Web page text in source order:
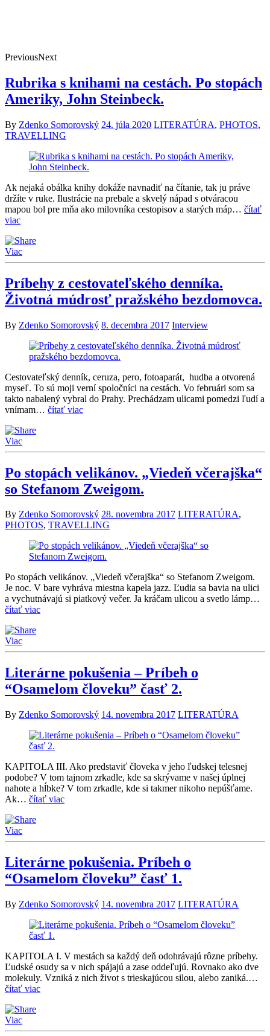
PreviousNext
Rubrika s knihami na cestách. Po stopách
Ameriky, John Steinbeck.
By Zdenko Somorovský 24. júla 2020 LITERATÚRA, PHOTOS,
TRAVELLING
Ak nejaká obálka knihy dokáže navnadiť na čítanie, tak ju práve
držíte v ruke. Ilustrácie na prebale a skvelý nápad s otváracou
mapou bol pre mňa ako milovníka cestopisov a starých máp… čítať
viac
Viac
Príbehy z cestovateľského denníka.
Životná múdrosť pražského bezdomovca.
By Zdenko Somorovský 8. decembra 2017 Interview
Cestovateľský denník, ceruza, pero, fotoaparát, hudba a otvorená
myseľ. To sú moji verní spoločníci na cestách. Vo februári som sa
takto nabalený vybral do Prahy. Prechádzam ulicami pomedzi ľudí a
vnímam… čítať viac
Viac
Po stopách velikánov. „Viedeň včerajška“
so Stefanom Zweigom.
By Zdenko Somorovský 28. novembra 2017 LITERATÚRA,
PHOTOS, TRAVELLING
Po stopách velikánov. „Viedeň včerajška“ so Stefanom Zweigom.
Je noc. V bare vyhráva miestna kapela jazz. Ľudia sa bavia na ulici
a vychutnávajú si piatkový večer. Ja kráčam ulicou a svetlo lámp…
čítať viac
Viac
Literárne pokušenia – Príbeh o
“Osamelom človeku” časť 2.
By Zdenko Somorovský 14. novembra 2017 LITERATÚRA
KAPITOLA III. Ako predstaviť človeka v jeho ľudskej telesnej
podobe? V tom tajnom zrkadle, kde sa skrývame v našej úplnej
nahote a hĺbke? V tom zrkadle, kde si takmer nikoho nepúšťame.
Ak… čítať viac
Viac
Literárne pokušenia. Príbeh o
“Osamelom človeku” časť 1.
By Zdenko Somorovský 14. novembra 2017 LITERATÚRA
KAPITOLA I. V mestách sa každý deň odohrávajú rôzne príbehy.
Ľudské osudy sa v nich spájajú a zase oddeľujú. Rovnako ako dve
molekuly. Vzniká z nich život s trieskajúcou silou, alebo zaniká.…
čítať viac
Viac